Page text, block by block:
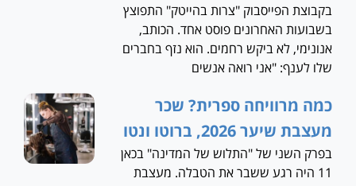
בקבוצת הפייסבוק "צרות בהייטק" התפוצץ
בשבועות האחרונים פוסט אחד. הכותב,
אנונימי, לא ביקש רחמים. הוא נזף בחברים
שלו לענף: "אני רואה אנשים
כמה מרוויחה ספרית? שכר
מעצבת שיער 2026, ברוטו ונטו
בפרק השני של "התלוש של המדינה" בכאן
11 היה רגע ששבר את הטבלה. מעצבת